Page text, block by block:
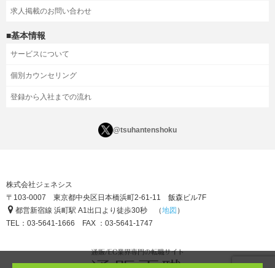
求人掲載のお問い合わせ
■基本情報
サービスについて
個別カウンセリング
登録から入社までの流れ
@tsuhantenshoku
株式会社ジェネシス
〒103-0007 東京都中央区日本橋浜町2-61-11 飯森ビル7F
都営新宿線 浜町駅 A1出口より徒歩30秒 （地図 ）
TEL：03-5641-1666 FAX ：03-5641-1747